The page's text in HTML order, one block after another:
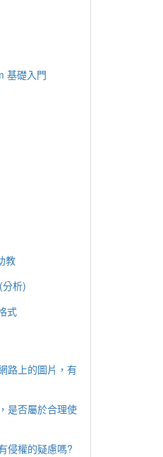
基礎入門
教
析)
式
路上的圖片，有
是否屬於合理使
侵權的疑慮嗎?